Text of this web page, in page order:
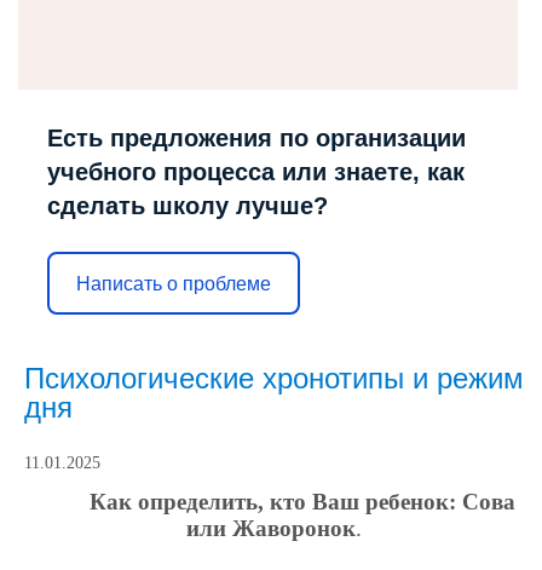
Есть предложения по организации
учебного процесса или знаете, как
сделать школу лучше?
Написать о проблеме
Психологические хронотипы и режим
дня
11.01.2025
Как определить, кто Ваш ребенок: Сова
или Жаворонок.